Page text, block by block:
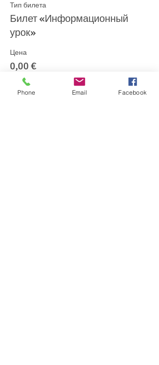
Тип билета
Билет «Информационный
урок»
Цена
0,00 €
Phone Email Facebook